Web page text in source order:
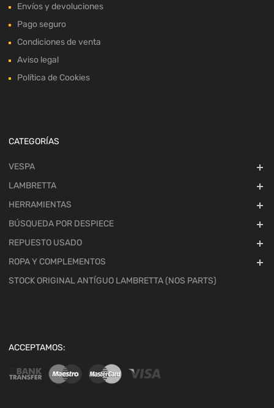
Envíos y devoluciones
Pago seguro
Condiciones de venta
Aviso legal
Política de Cookies
CATEGORÍAS
VESPA
LAMBRETTA
HERRAMIENTAS
BÚSQUEDA POR DESPIECE
REPUESTO USADO
ROPA Y COMPLEMENTOS
STOCK ORIGINAL ANTÍGUO LAMBRETTA (NOS PARTS)
ACCEPTAMOS: